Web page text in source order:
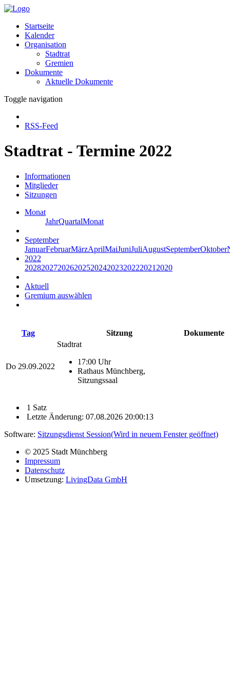
Startseite
Kalender
Organisation
Stadtrat
Gremien
Dokumente
Aktuelle Dokumente
Toggle navigation
RSS-Feed
Stadtrat - Termine 2022
Informationen
Mitglieder
Sitzungen
Monat
JahrQuartalMonat
September
JanuarFebruarMärzAprilMaiJuniJuliAugustSeptemberOktober
2022
20282027202620252024202320222021 2020
Aktuell
Gremium auswählen
Tag Sitzung Dokumente
Do 29.09.2022
Stadtrat
17:00 Uhr
Rathaus Münchberg,
Sitzungssaal
1 Satz
Letzte Änderung: 07.08.2026 20:00:13
Software: Sitzungsdienst Session(Wird in neuem Fenster geöffnet)
© 2025 Stadt Münchberg
Impressum
Datenschutz
Umsetzung: LivingData GmbH